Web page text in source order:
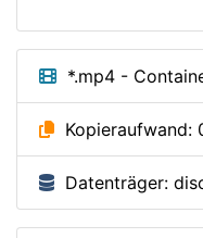
*.mp4 -
Kopieraufwand:
Datenträger: